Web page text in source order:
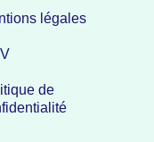
légales
de